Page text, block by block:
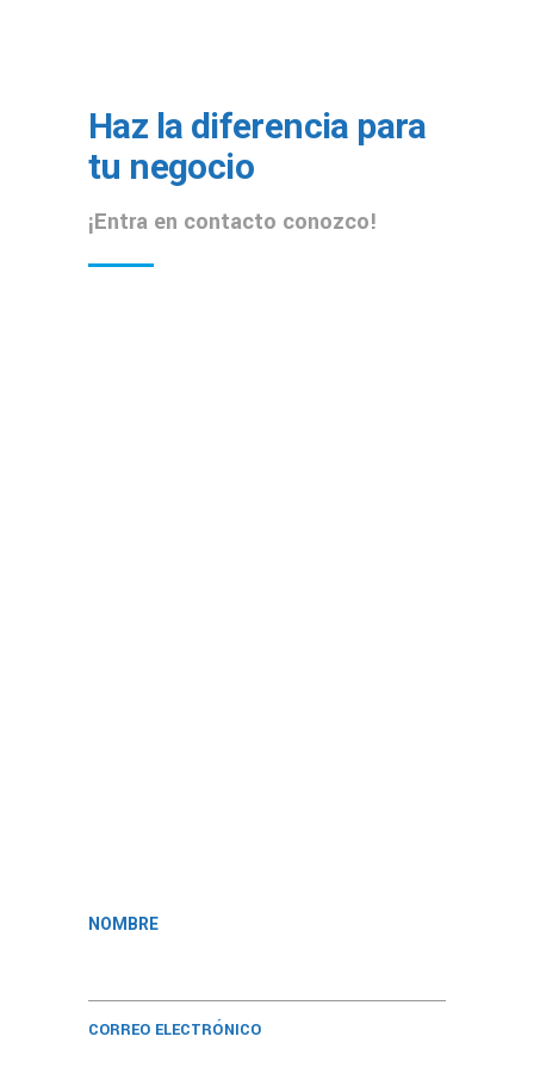
Haz la diferencia para
tu negocio
¡Entra en contacto conozco!
NOMBRE
CORREO ELECTRÓNICO